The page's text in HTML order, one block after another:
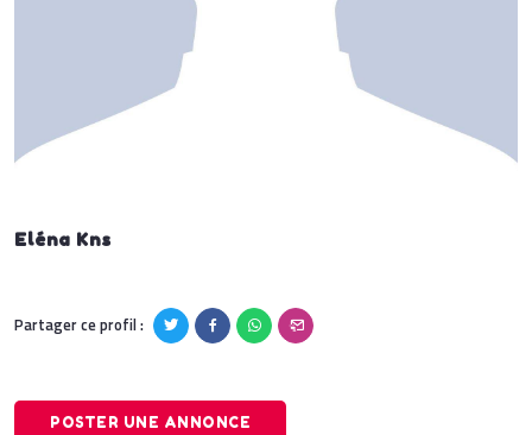
Eléna Kns
Partager ce profil :
POSTER UNE ANNONCE